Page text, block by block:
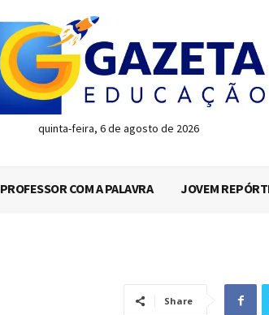
quinta-feira, 6 de agosto de 2026
PROFESSOR COM A PALAVRA JOVEM
Share